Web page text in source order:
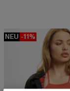
NEU -11%